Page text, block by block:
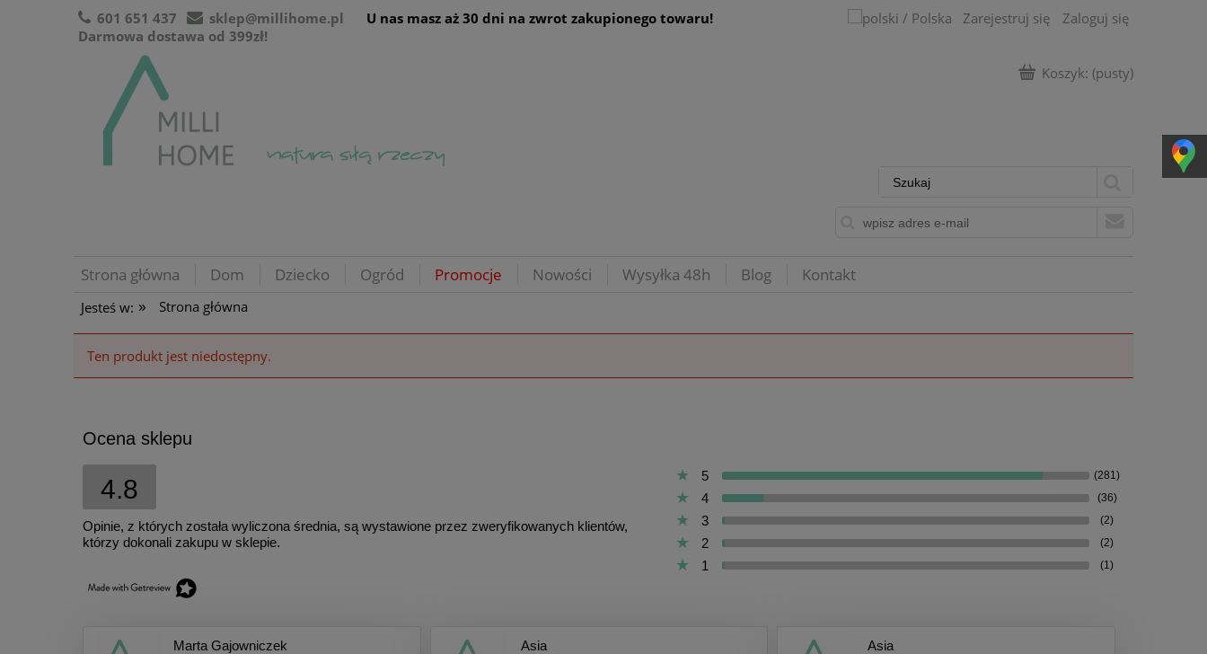
601 651 437
sklep@millihome.pl
Darmowa dostawa od 399zł!
U nas masz aż 30 dni na zwrot zakupionego towaru! Zarejestruj się Zaloguj się
Koszyk: (pusty)
Strona główna Dom Dziecko Ogród Promocje Nowości Wysyłka 48h Blog Kontakt
Jesteś w: » Strona główna
Ten produkt jest niedostępny.
Ocena sklepu
4.8
Opinie, z których została wyliczona średnia, są wystawione przez zweryfikowanych klientów,
którzy dokonali zakupu w sklepie.
5 (281)
4 (36)
3 (2)
2 (2)
1 (1)
Marta Gajowniczek Asia Asia